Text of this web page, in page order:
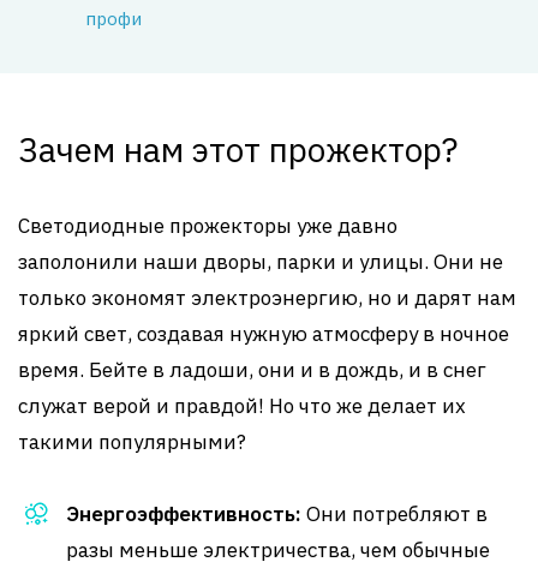
профи
Зачем нам этот прожектор?
Светодиодные прожекторы уже давно
заполонили наши дворы, парки и улицы. Они не
только экономят электроэнергию, но и дарят нам
яркий свет, создавая нужную атмосферу в ночное
время. Бейте в ладоши, они и в дождь, и в снег
служат верой и правдой! Но что же делает их
такими популярными?
Энергоэффективность: Они потребляют в
разы меньше электричества, чем обычные